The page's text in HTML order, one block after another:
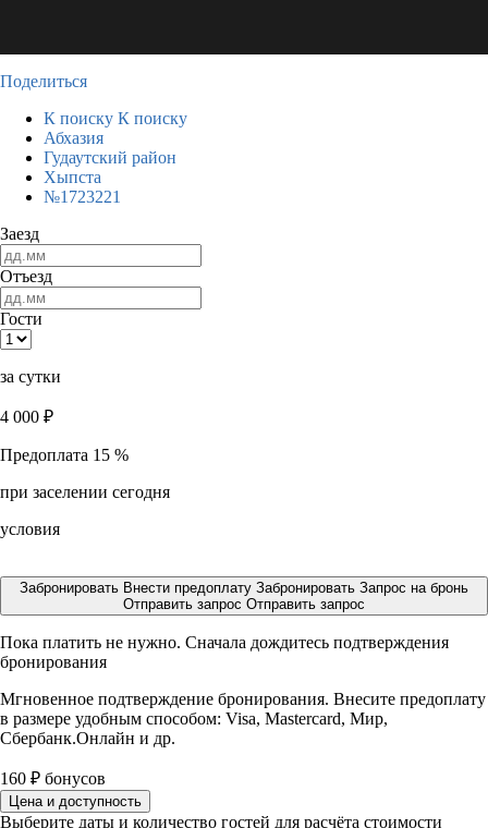
Поделиться
К поиску К поиску
Абхазия
Гудаутский район
Хыпста
№1723221
Заезд
Отъезд
Гости
за сутки
4 000 ₽
Предоплата 15 %
при заселении сегодня
условия
Забронировать Внести предоплату Забронировать Запрос на бронь
Отправить запрос Отправить запрос
Пока платить не нужно. Сначала дождитесь подтверждения
бронирования
Мгновенное подтверждение бронирования. Внесите предоплату
в размере удобным способом: Visa, Mastercard, Мир,
Сбербанк.Онлайн и др.
160 ₽ бонусов
Цена и доступность
Выберите даты и количество гостей для расчёта стоимости